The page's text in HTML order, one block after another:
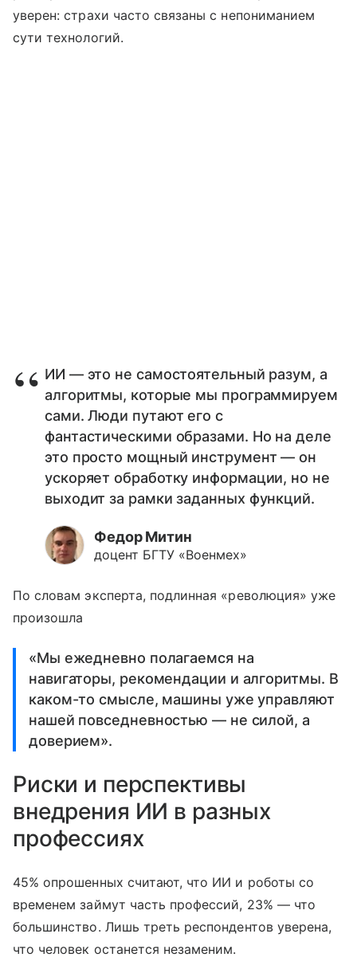
уверен: страхи часто связаны с непониманием
сути технологий.
ИИ — это не самостоятельный разум, а
алгоритмы, которые мы программируем
сами. Люди путают его с
фантастическими образами. Но на деле
это просто мощный инструмент — он
ускоряет обработку информации, но не
выходит за рамки заданных функций.
Федор Митин
доцент БГТУ «Военмех»
По словам эксперта, подлинная «революция» уже
произошла
«Мы ежедневно полагаемся на
навигаторы, рекомендации и алгоритмы. В
каком-то смысле, машины уже управляют
нашей повседневностью — не силой, а
доверием».
Риски и перспективы
внедрения ИИ в разных
профессиях
45% опрошенных считают, что ИИ и роботы со
временем займут часть профессий, 23% — что
большинство. Лишь треть респондентов уверена,
что человек останется незаменим.